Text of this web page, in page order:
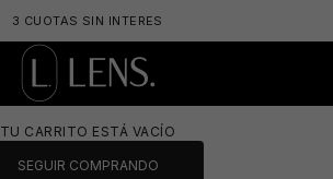
3 CUOTAS SIN INTERES
LENS. OPTICA ONLINE - LENTES DE SOL Y
TU CARRITO ESTÁ VACÍO
SEGUIR COMPRANDO